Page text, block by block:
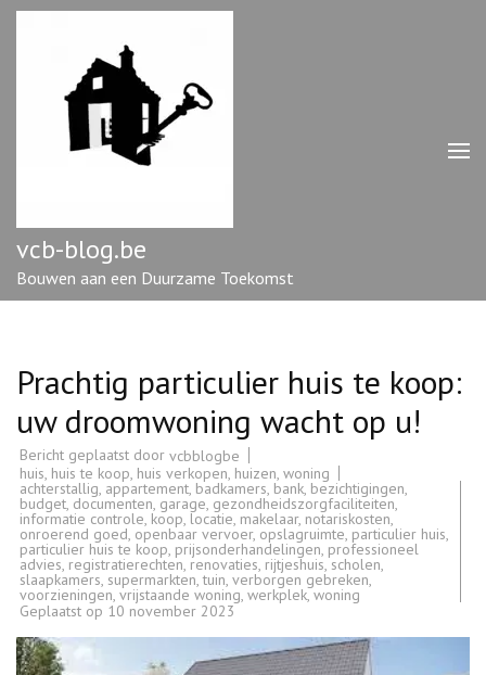
Ga
vcb-blog.be
Bouwen aan een Duurzame Toekomst
Prachtig particulier huis te koop:
uw droomwoning wacht op u!
Bericht geplaatst door vcbblogbe
huis, huis te koop, huis verkopen, huizen, woning
achterstallig, appartement, badkamers, bank, bezichtigingen,
budget, documenten, garage, gezondheidszorgfaciliteiten,
informatie controle, koop, locatie, makelaar, notariskosten,
onroerend goed, openbaar vervoer, opslagruimte, particulier huis,
particulier huis te koop, prijsonderhandelingen, professioneel
advies, registratierechten, renovaties, rijtjeshuis,scholen,
slaapkamers, supermarkten,tuin, verborgen gebreken,
voorzieningen, vrijstaande woning, werkplek,woning
Geplaatst op 10 november 2023